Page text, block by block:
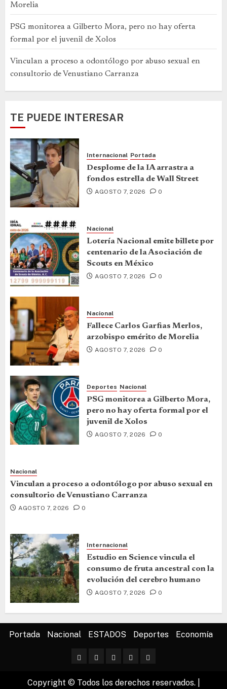
Morelia
PSG monitorea a Gilberto Mora, pero no hay oferta
formal por el juvenil de Xolos
Vinculan a proceso a odontólogo por abuso sexual en
consultorio de Venustiano Carranza
TE PUEDE INTERESAR
Internacional Portada
Desplome de la IA arrastra a
fondos estrella de Wall Street
AGOSTO 7, 2026 0
Nacional
Lotería Nacional emite billete por
centenario de la Asociación de
Scouts en México
AGOSTO 7, 2026 0
Nacional
Fallece Carlos Garfias Merlos,
arzobispo emérito de Morelia
AGOSTO 7, 2026 0
Deportes Nacional
PSG monitorea a Gilberto Mora,
pero no hay oferta formal por el
juvenil de Xolos
AGOSTO 7, 2026 0
Nacional
Vinculan a proceso a odontólogo por abuso sexual en
consultorio de Venustiano Carranza
AGOSTO 7, 2026 0
Internacional
Estudio en Science vincula el
consumo de fruta ancestral con la
evolución del cerebro humano
AGOSTO 7, 2026 0
Portada Nacional ESTADOS Deportes Economía
Copyright © Todos los derechos reservados.